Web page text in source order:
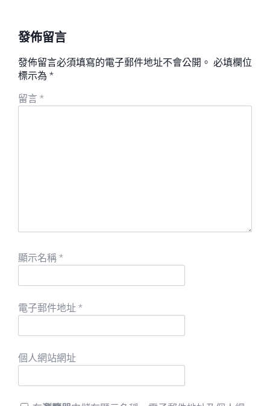
發佈留言
發佈留言必須填寫的電子郵件地址不會公開。 必填欄位
標示為 *
留言 *
顯示名稱 *
電子郵件地址 *
個人網站網址